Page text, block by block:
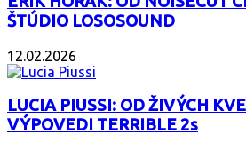
ŠTÚDIO LOSOSOUND
12.02.2026
LUCIA PIUSSI: OD ŽIVÝCH
VÝPOVEDI TERRIBLE 2s